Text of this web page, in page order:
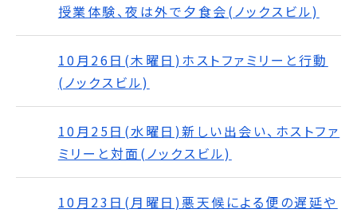
授業体験、夜は外で夕食会(ノックスビル)
10月26日(木曜日)ホストファミリーと行動
(ノックスビル)
10月25日(水曜日)新しい出会い、ホストファ
ミリーと対面(ノックスビル)
10月23日(月曜日)悪天候による便の遅延や